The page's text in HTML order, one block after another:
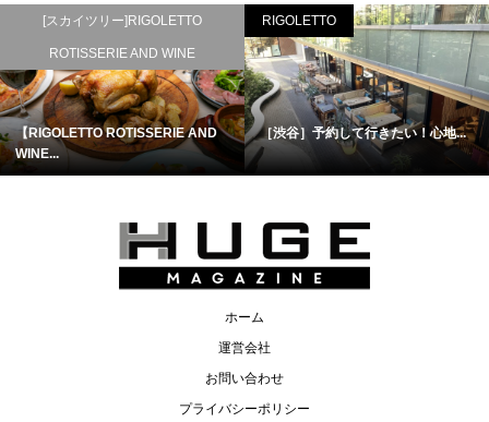
[スカイツリー]RIGOLETTO
ROTISSERIE AND WINE
【RIGOLETTO ROTISSERIE AND
WINE...
RIGOLETTO
［渋谷］予約して行きたい！心地...
ホーム
運営会社
お問い合わせ
プライバシーポリシー